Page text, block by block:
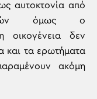
αυτοκτονία από
όμως ο
οικογένεια δεν
και τα ερωτήματα
ακόμη